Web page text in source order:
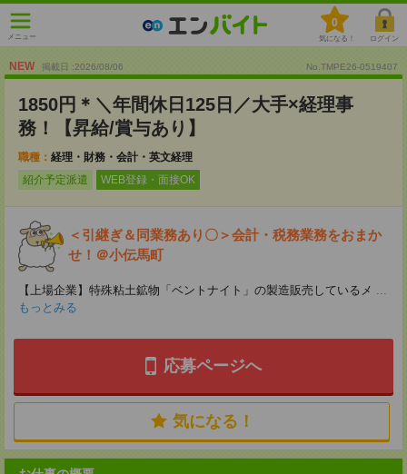
メニュー
0
気になる！ ログイン
NEW 掲載日 :2026/08/06 No.TMPE26-0519407
1850円＊＼年間休日125日／大手×経理事
務！【昇給/賞与あり】
職種： 経理・財務・会計・英文経理
紹介予定派遣
WEB登録・面接OK
＜引継ぎ＆同業務あり〇＞会計・税務業務をおまか
せ！＠小伝馬町
【上場企業】特殊粘土鉱物「ベントナイト」の製造販売しているメ ...
もっとみる
応募ページへ
気になる！